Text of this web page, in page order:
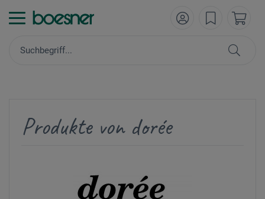
Produkte von dorée